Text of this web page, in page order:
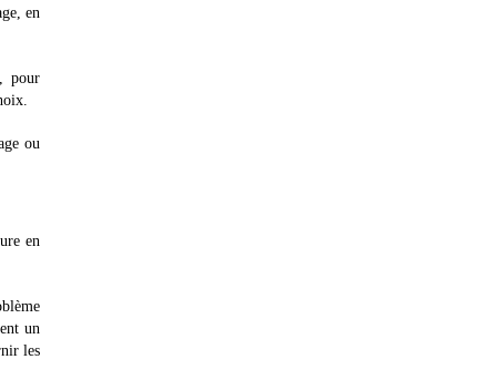
en
pour
ou
en
un
les